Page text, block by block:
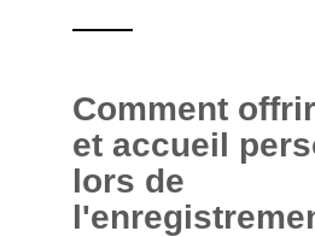
Comment
et accueil
lors de